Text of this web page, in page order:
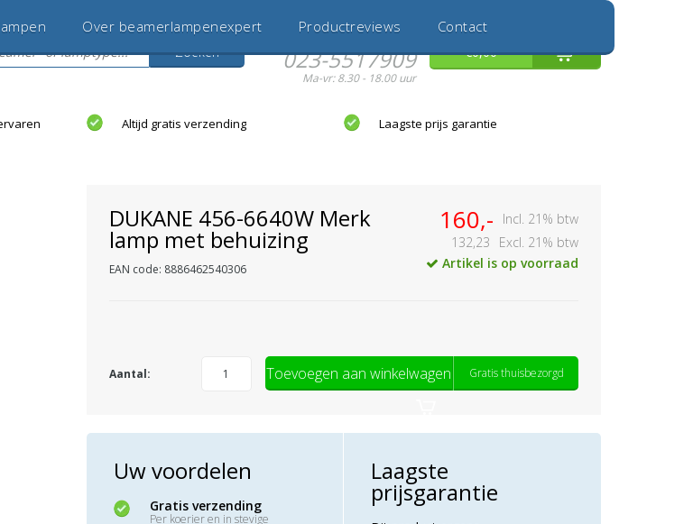
Inloggen
Zoeken
Hulp nodig?
023-5517909
Ma-vr: 8.30 - 18.00 uur
€0,00
Over beamerlampenexpert Productreviews Contact
Altijd gratis verzending Laagste prijs garantie
DUKANE 456-6640W Merk
lamp met behuizing
EAN code: 8886462540306
160,-
Incl. 21% btw
132,23
Excl. 21% btw
Artikel is op voorraad
Aantal: Toevoegen aan winkelwagen Gratis thuisbezorgd
Uw voordelen
Gratis verzending
Per koerier en in stevige
Laagste
prijsgarantie